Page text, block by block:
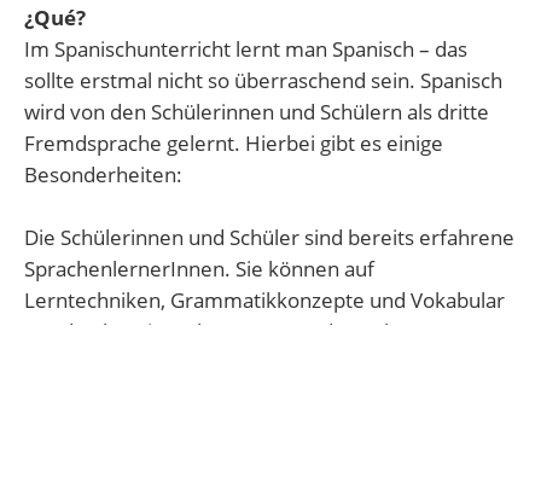
¿Qué?
Im Spanischunterricht lernt man Spanisch – das
sollte erstmal nicht so überraschend sein. Spanisch
wird von den Schülerinnen und Schülern als dritte
Fremdsprache gelernt. Hierbei gibt es einige
Besonderheiten:
Die Schülerinnen und Schüler sind bereits erfahrene
SprachenlernerInnen. Sie können auf
Lerntechniken, Grammatikkonzepte und Vokabular
aus den bereits gelernten Fremdsprachen